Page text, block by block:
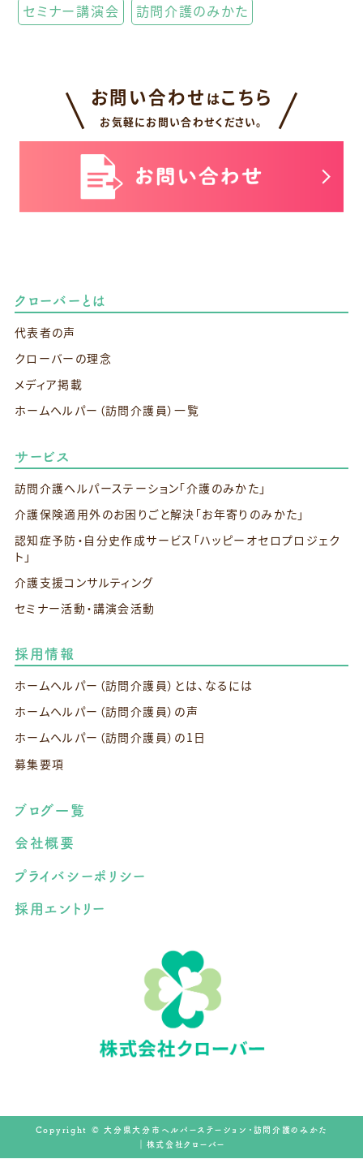
セミナー講演会
訪問介護のみかた
お問い合わせ はこちら
お気軽にお問い合わせください。
クローバーとは
代表者の声
クローバーの理念
メディア掲載
ホームヘルパー（訪問介護員）一覧
サービス
訪問介護ヘルパーステーション「介護のみかた」
介護保険適用外のお困りごと解決 「お年寄りのみかた」
認知症予防・自分史作成サービス 「ハッピーオセロプロジェク
ト」
介護支援コンサルティング
セミナー活動・講演会活動
採用情報
ホームヘルパー（訪問介護員）とは、なるには
ホームヘルパー（訪問介護員）の声
ホームヘルパー（訪問介護員）の1日
募集要項
ブログ一覧
会社概要
プライバシーポリシー
採用エントリー
Copyright © 大分県大分市ヘルパーステーション・訪問介護のみかた
｜株式会社クローバー